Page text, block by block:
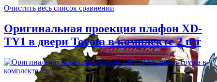
Очистить весь список сравнений
Оригинальная проекция плафон XD-
TY1 в двери Toyota в комплекте 2 шт